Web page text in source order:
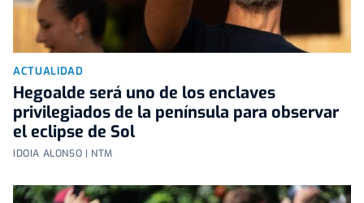
ACTUALIDAD
Hegoalde será uno de los enclaves
privilegiados de la península para observar
el eclipse de Sol
IDOIA ALONSO | NTM